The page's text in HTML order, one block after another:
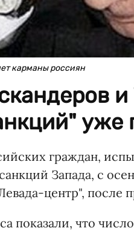
карманы россиян
и
уже
граждан,
Запада, с
центр", после
показали, что